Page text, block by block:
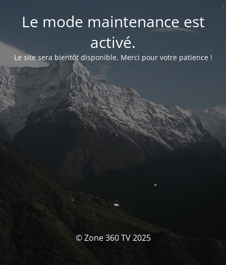
Le mode maintenance est
activé.
Le site sera bientôt disponible. Merci pour votre patience !
© Zone 360 TV 2025